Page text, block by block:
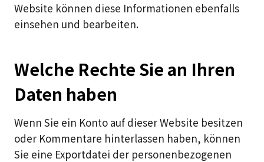
Website können diese Informationen ebenfalls
einsehen und bearbeiten.
Welche Rechte Sie an Ihren
Daten haben
Wenn Sie ein Konto auf dieser Website besitzen
oder Kommentare hinterlassen haben, können
Sie eine Exportdatei der personenbezogenen